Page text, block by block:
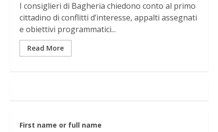
I consiglieri di Bagheria chiedono conto al primo
cittadino di conflitti d’interesse, appalti assegnati
e obiettivi programmatici...
Read More
First name or full name